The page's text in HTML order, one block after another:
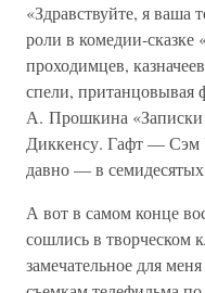
«Здравствуйте, я ваша
роли в комедии-
проходимцев,
спели, пританцовывая
А. Прошкина «Записки
Диккенсу. Гафт — Сэм
давно — в
А вот в самом конце
сошлись в творческом
замечательное для